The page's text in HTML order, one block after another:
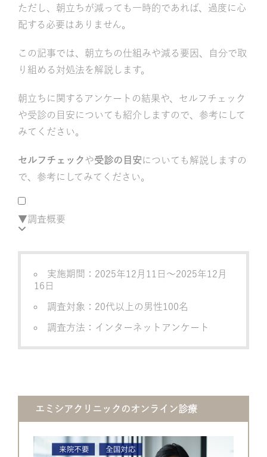
ただし、朝立ちが減っても一時的であれば、過度に心
配する必要はありません。
この記事では、朝立ちの仕組みや減る要因、自分で取
り組める対処法を解説します。
朝立ちに関するアンケートの結果や、セルフチェック
や受診の目安についても紹介しますので、参考にして
みてください。
セルフチェックや受診の目安についても解説しますの
で、参考にしてみてください。
▼調査概要
実施期間：2025年12月11日～2025年12月
16日
調査対象：20代以上の男性100名
調査方法：インターネットアンケート
エミシアクリニックのオンライン診療